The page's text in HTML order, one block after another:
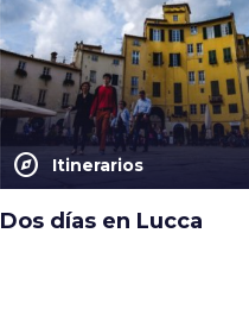
explore Itinerarios
Dos días en Lucca